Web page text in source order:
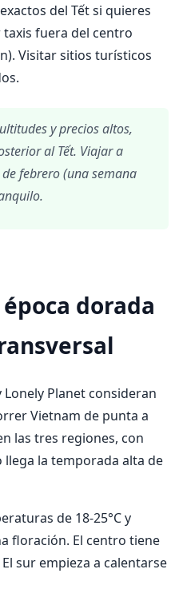
del Tết si quieres
fuera del centro
Visitar sitios turísticos
y precios altos,
al Tết. Viajar a
febrero (una semana
dorada
Lonely Planet consideran
Vietnam de punta a
las tres regiones, con
llega la temporada alta de
de 18-25°C y
floración. El centro tiene
sur empieza a calentarse